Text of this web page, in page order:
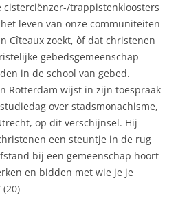
trappistenkloosters
leven van onze communiteiten
Cîteaux zoekt, òf dat christenen
gebedsgemeenschap
in de school van gebed.
Rotterdam wijst in zijn toespraak
over stadsmonachisme,
op dit verschijnsel. Hij
een steuntje in de rug
bij een gemeenschap hoort
en bidden met wie je je